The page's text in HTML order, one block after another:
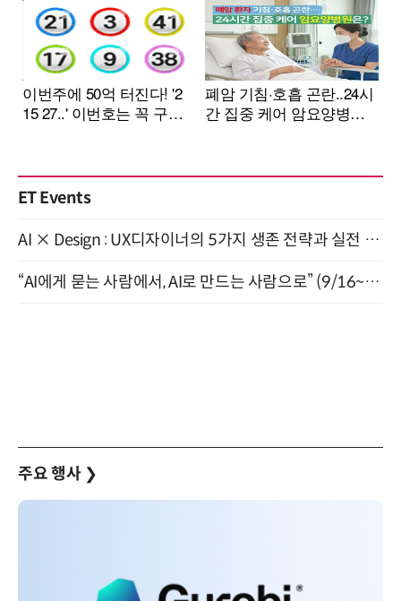
ET Events
AI × Design : UX디자이너의 5가지 생존 전략과 실전 대응 8월 28일 개최
“AI에게 묻는 사람에서, AI로 만드는 사람으로” (9/16~17)
주요 행사 ❯